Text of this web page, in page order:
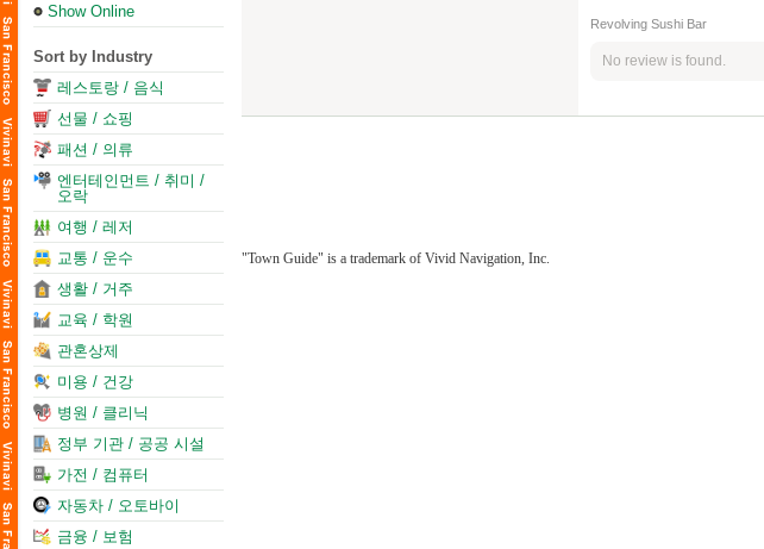
Show Online
Sort by Industry
레스토랑 / 음식
선물 / 쇼핑
패션 / 의류
엔터테인먼트 / 취미 /
오락
여행 / 레저
교통 / 운수
생활 / 거주
교육 / 학원
관혼상제
미용 / 건강
병원 / 클리닉
정부 기관 / 공공 시설
가전 / 컴퓨터
자동차 / 오토바이
금융 / 보험
Revolving Sushi Bar
No review is found.
"Town Guide" is a trademark of Vivid Navigation, Inc.